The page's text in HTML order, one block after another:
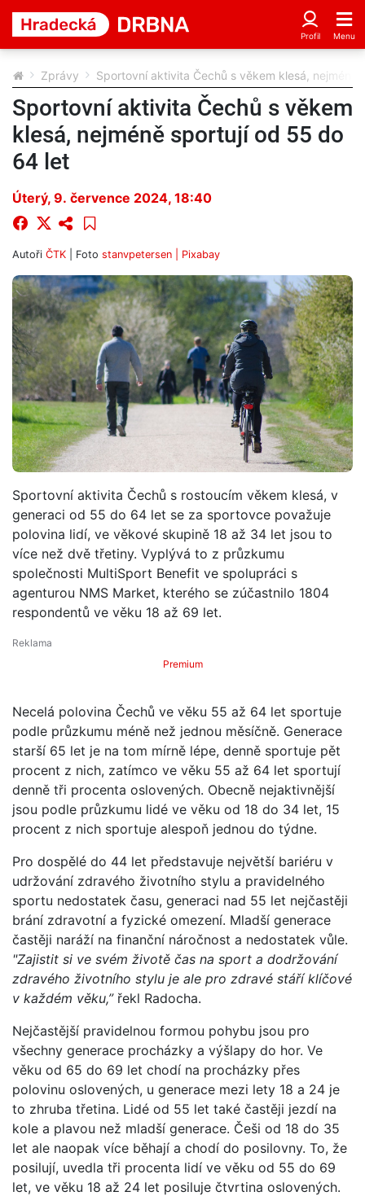
Zprávy Sportovní aktivita Čechů s věkem klesá,
Sportovní aktivita Čechů s věkem
klesá, nejméně sportují od 55 do
64 let
Úterý, 9. července 2024, 18:40
Autoři ČTK | Foto stanvpetersen | Pixabay
Sportovní aktivita Čechů s rostoucím věkem klesá, v
generaci od 55 do 64 let se za sportovce považuje
polovina lidí, ve věkové skupině 18 až 34 let jsou to
více než dvě třetiny. Vyplývá to z průzkumu
společnosti MultiSport Benefit ve spolupráci s
agenturou NMS Market, kterého se zúčastnilo 1804
respondentů ve věku 18 až 69 let.
Premium
Necelá polovina Čechů ve věku 55 až 64 let sportuje
podle průzkumu méně než jednou měsíčně. Generace
starší 65 let je na tom mírně lépe, denně sportuje pět
procent z nich, zatímco ve věku 55 až 64 let sportují
denně tři procenta oslovených. Obecně nejaktivnější
jsou podle průzkumu lidé ve věku od 18 do 34 let, 15
procent z nich sportuje alespoň jednou do týdne.
Pro dospělé do 44 let představuje největší bariéru v
udržování zdravého životního stylu a pravidelného
sportu nedostatek času, generaci nad 55 let nejčastěji
brání zdravotní a fyzické omezení. Mladší generace
častěji naráží na finanční náročnost a nedostatek vůle.
"Zajistit si ve svém životě čas na sport a dodržování
zdravého životního stylu je ale pro zdravé stáří klíčové
v každém věku,” řekl Radocha.
Nejčastější pravidelnou formou pohybu jsou pro
všechny generace procházky a výšlapy do hor. Ve
věku od 65 do 69 let chodí na procházky přes
polovinu oslovených, u generace mezi lety 18 a 24 je
to zhruba třetina. Lidé od 55 let také častěji jezdí na
kole a plavou než mladší generace. Češi od 18 do 35
let ale naopak více běhají a chodí do posilovny. To, že
posilují, uvedla tři procenta lidí ve věku od 55 do 69
let, ve věku 18 až 24 let posiluje čtvrtina oslovených.